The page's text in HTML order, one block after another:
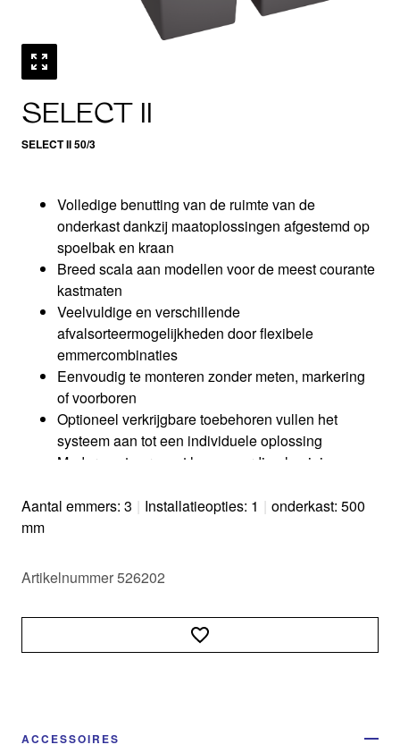
SELECT II
SELECT II 50/3
0
Volledige benutting van de ruimte van de
onderkast dankzij maatoplossingen afgestemd op
spoelbak en kraan
Breed scala aan modellen voor de meest courante
kastmaten
Veelvuldige en verschillende
afvalsorteermogelijkheden door flexibele
emmercombinaties​​
Eenvoudig te monteren zonder meten, markering
of voorboren​
Optioneel verkrijgbare toebehoren vullen het
systeem aan tot een individuele oplossing
Modern ontwerp met hoogwaardig aluminium
gladde oppervlakken
Aantal emmers: 3 | Installatieopties: 1 | onderkast: 500
mm
Artikelnummer 526202
ACCESSOIRES